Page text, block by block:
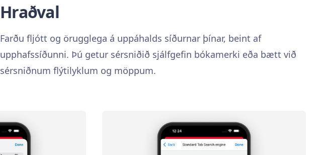
Hraðval
Farðu fljótt og örugglega á uppáhalds síðurnar þínar, beint af
upphafssíðunni. Þú getur sérsniðið sjálfgefin bókamerki eða bætt við
sérsniðnum flýtilyklum og möppum.